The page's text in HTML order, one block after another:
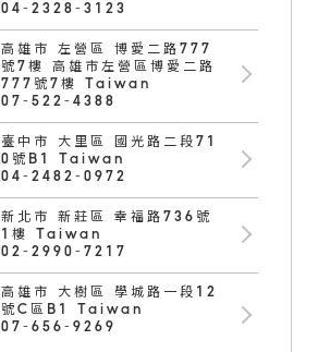
04-2328-3123
高雄市 左營區 博愛二路777
號7樓 高雄市左營區博愛二路
777號7樓 Taiwan
07-522-4388
臺中市 大里區 國光路二段71
0號B1 Taiwan
04-2482-0972
新北市 新莊區 幸福路736號
1樓 Taiwan
02-2990-7217
高雄市 大樹區 學城路一段12
號C區B1 Taiwan
07-656-9269